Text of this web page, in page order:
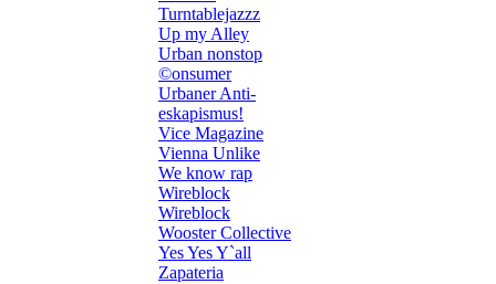
Turntablejazzz
Up my Alley
Urban nonstop
©onsumer
Urbaner Anti-
eskapismus!
Vice Magazine
Vienna Unlike
We know rap
Wireblock
Wireblock
Wooster Collective
Yes Yes Y`all
Zapateria